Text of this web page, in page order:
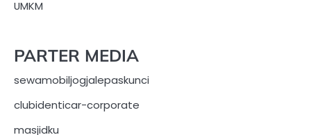
UMKM
PARTER MEDIA
sewamobiljogjalepaskunci
clubidenticar-corporate
masjidku